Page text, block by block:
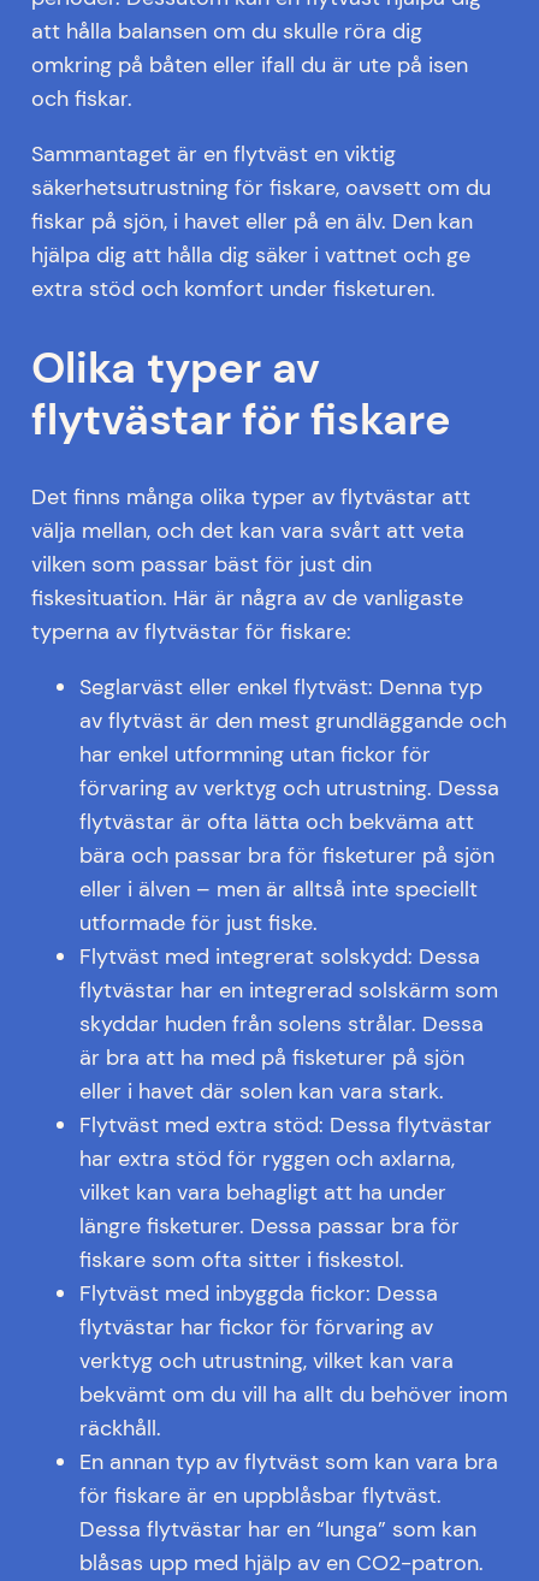
att hålla balansen om du skulle röra dig
omkring på båten eller ifall du är ute på isen
och fiskar.
Sammantaget är en flytväst en viktig
säkerhetsutrustning för fiskare, oavsett om du
fiskar på sjön, i havet eller på en älv. Den kan
hjälpa dig att hålla dig säker i vattnet och ge
extra stöd och komfort under fisketuren.
Olika typer av
flytvästar för fiskare
Det finns många olika typer av flytvästar att
välja mellan, och det kan vara svårt att veta
vilken som passar bäst för just din
fiskesituation. Här är några av de vanligaste
typerna av flytvästar för fiskare:
Seglarväst eller enkel flytväst: Denna typ
av flytväst är den mest grundläggande och
har enkel utformning utan fickor för
förvaring av verktyg och utrustning. Dessa
flytvästar är ofta lätta och bekväma att
bära och passar bra för fisketurer på sjön
eller i älven – men är alltså inte speciellt
utformade för just fiske.
Flytväst med integrerat solskydd: Dessa
flytvästar har en integrerad solskärm som
skyddar huden från solens strålar. Dessa
är bra att ha med på fisketurer på sjön
eller i havet där solen kan vara stark.
Flytväst med extra stöd: Dessa flytvästar
har extra stöd för ryggen och axlarna,
vilket kan vara behagligt att ha under
längre fisketurer. Dessa passar bra för
fiskare som ofta sitter i fiskestol.
Flytväst med inbyggda fickor: Dessa
flytvästar har fickor för förvaring av
verktyg och utrustning, vilket kan vara
bekvämt om du vill ha allt du behöver inom
räckhåll.
En annan typ av flytväst som kan vara bra
för fiskare är en uppblåsbar flytväst.
Dessa flytvästar har en “lunga” som kan
blåsas upp med hjälp av en CO2-patron.